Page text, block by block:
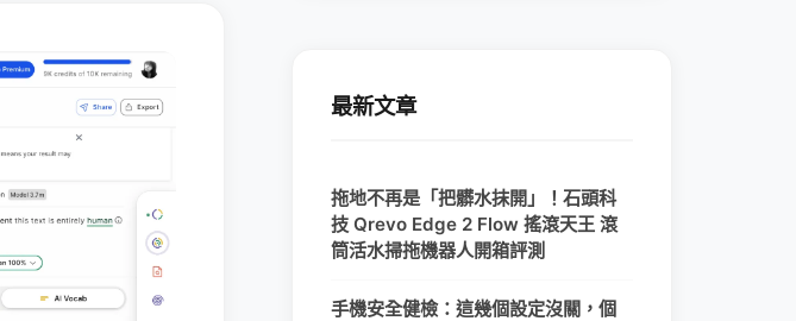
最新文章
拖地不再是「把髒水抹開」！石頭科
技 Qrevo Edge 2 Flow 搖滾天王 滾
筒活水掃拖機器人開箱評測
手機安全健檢：這幾個設定沒關，個